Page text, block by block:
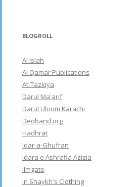
BLOGROLL
Al Islah
Al Qamar Publications
At-Tazkiya
Darul Ma'arif
Darul Uloom Karachi
Deoband.org
Hadhrat
Idar-a-Ghufran
Idara e Ashrafia Azizia
Ilmgate
In Shaykh's Clothing